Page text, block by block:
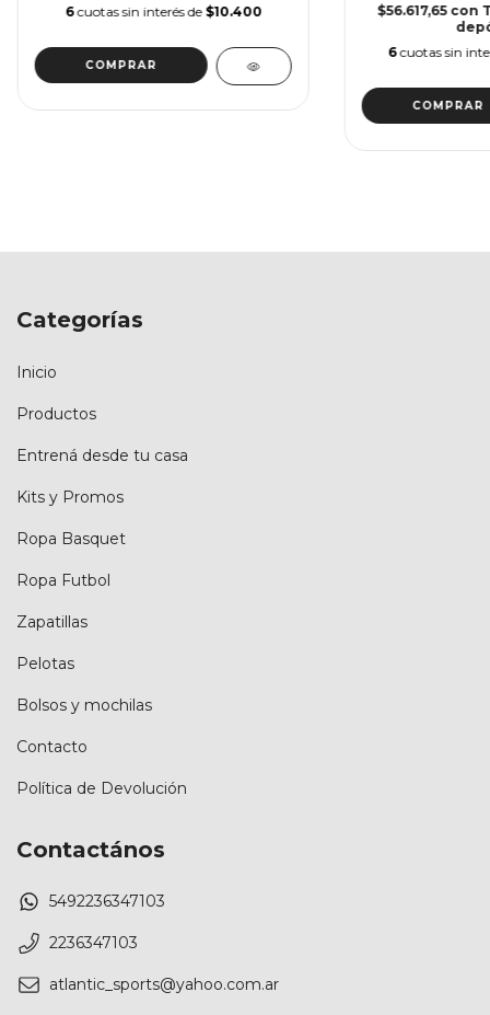
6 cuotas sin interés de $10.400
COMPRAR
$56.617,65 con
6 cuotas sin
COMPRAR
Categorías
Inicio
Productos
Entrená desde tu casa
Kits y Promos
Ropa Basquet
Ropa Futbol
Zapatillas
Pelotas
Bolsos y mochilas
Contacto
Política de Devolución
Contactános
5492236347103
2236347103
atlantic_sports@yahoo.com.ar